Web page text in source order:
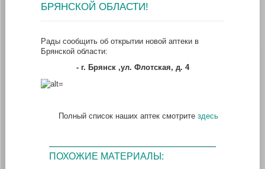
БРЯНСКОЙ ОБЛАСТИ!
Рады сообщить об открытии новой аптеки в
Брянской области:
- г. Брянск ,ул. Флотская, д. 4
Полный список наших аптек смотрите здесь
ПОХОЖИЕ МАТЕРИАЛЫ: